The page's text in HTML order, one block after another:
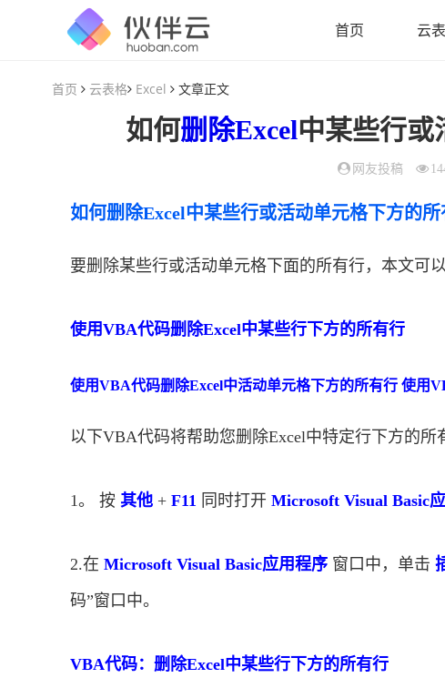
首页 云
首页 云表格 Excel 文章正文
如何删除Excel中某些行或
网友投稿
如何删除Excel中某些行或活动单元格下方的所
要删除某些行或活动单元格下面的所有行，本文可
使用VBA代码删除Excel中某些行下方的所有行
使用VBA代码删除Excel中活动单元格下方的所有行 使用
以下VBA代码将帮助您删除Excel中特定行下方的所
1。 按 其他 + F11 同时打开 Microsoft Visual Basic
2.在 Microsoft Visual Basic应用程序 窗口中，单击
码”窗口中。
VBA代码：删除Excel中某些行下方的所有行